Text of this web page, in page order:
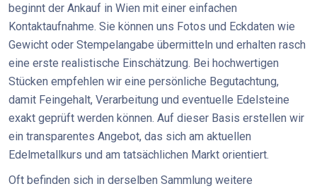
beginnt der Ankauf in Wien mit einer einfachen
Kontaktaufnahme. Sie können uns Fotos und Eckdaten wie
Gewicht oder Stempelangabe übermitteln und erhalten rasch
eine erste realistische Einschätzung. Bei hochwertigen
Stücken empfehlen wir eine persönliche Begutachtung,
damit Feingehalt, Verarbeitung und eventuelle Edelsteine
exakt geprüft werden können. Auf dieser Basis erstellen wir
ein transparentes Angebot, das sich am aktuellen
Edelmetallkurs und am tatsächlichen Markt orientiert.
Oft befinden sich in derselben Sammlung weitere